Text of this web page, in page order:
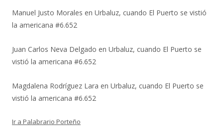
Manuel Justo Morales en Urbaluz, cuando El Puerto se vistió
la americana #6.652
Juan Carlos Neva Delgado en Urbaluz, cuando El Puerto se
vistió la americana #6.652
Magdalena Rodríguez Lara en Urbaluz, cuando El Puerto se
vistió la americana #6.652
Ir a Palabrario Porteño